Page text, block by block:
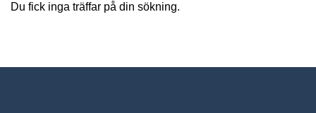
Du fick inga träffar på din sökning.